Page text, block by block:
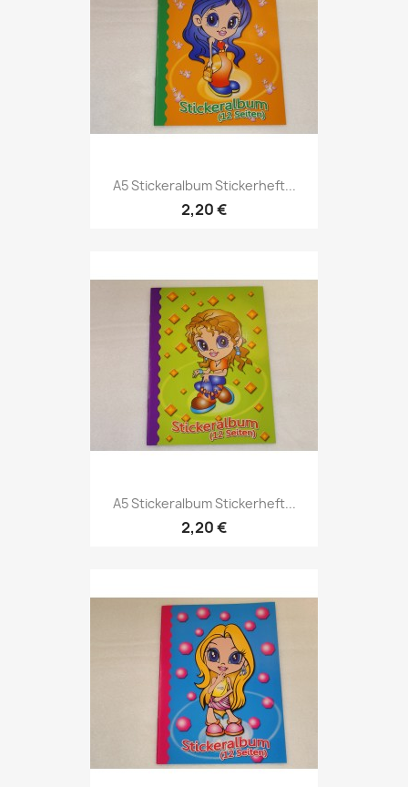
A5 Stickeralbum Stickerheft...
2,20 €
A5 Stickeralbum Stickerheft...
2,20 €